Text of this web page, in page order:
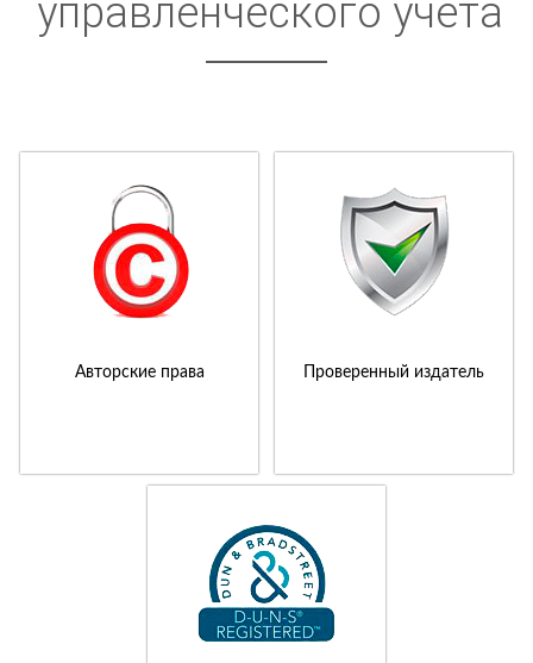
управленческого учета
Авторские права Проверенный издатель